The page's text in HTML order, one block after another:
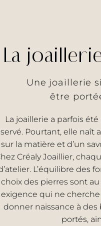
La
Une joaillerie
être
La joaillerie a parfois
Pourtant, elle naît
sur la matière et d’un
Créaly Joaillier,
L’équilibre des
choix des pierres sont
exigence qui ne cherche
donner naissance à
portés,